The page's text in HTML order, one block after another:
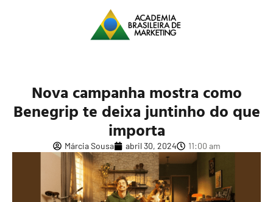
Nova campanha mostra como
Benegrip te deixa juntinho do que
importa
Márcia Sousa abril 30, 2024 11:00 am